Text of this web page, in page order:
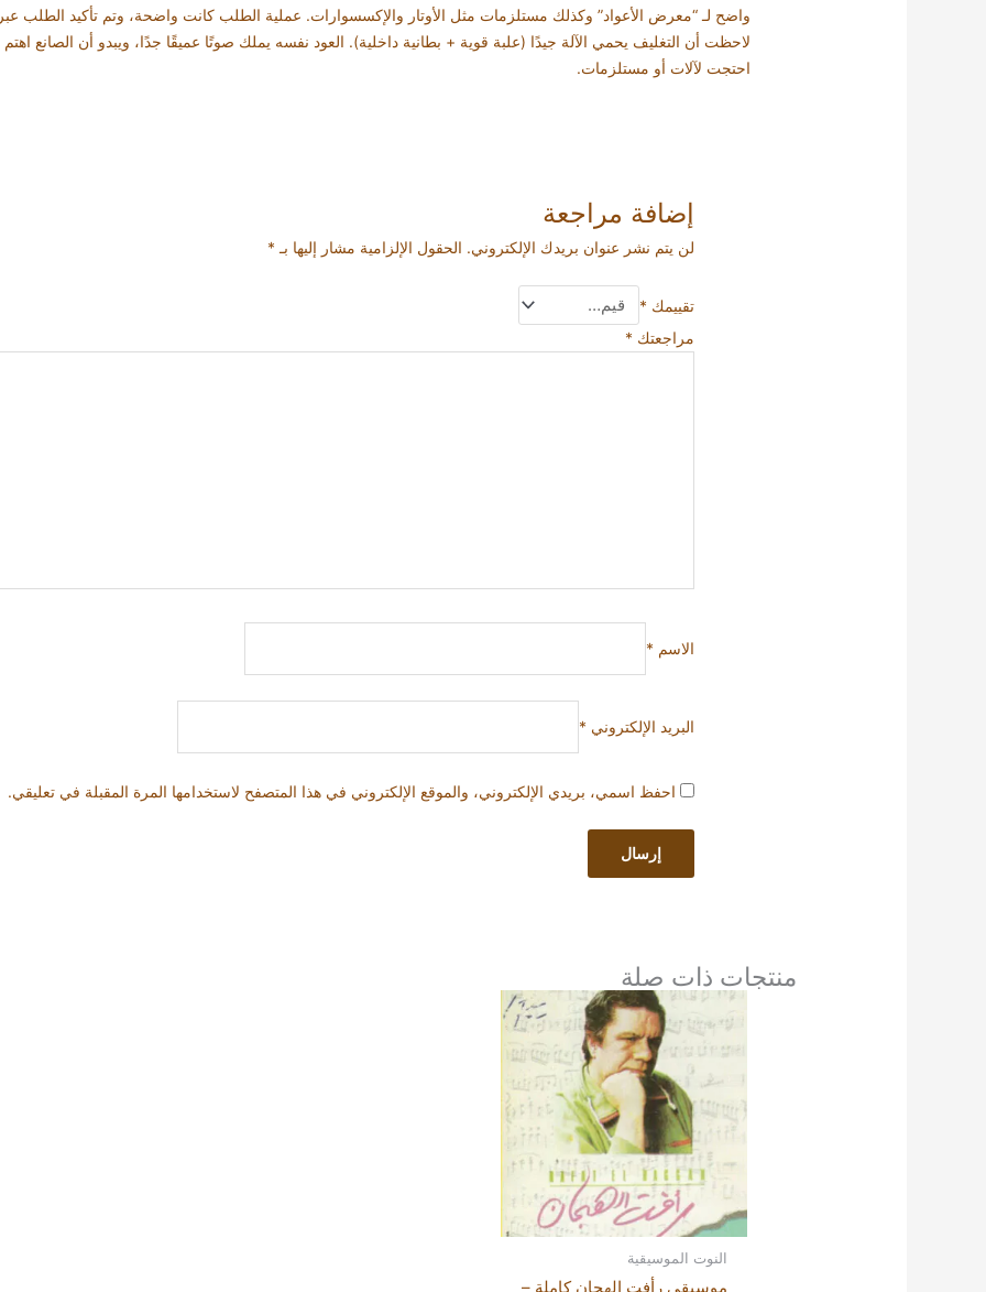
واضح لـ “معرض الأعواد” وكذلك مستلزمات مثل الأوتار والإكسسوارات. عملية الطلب كانت واضحة، وتم تأكيد الطلب
لاحظت أن التغليف يحمي الآلة جيدًا (علبة قوية + بطانية داخلية). العود نفسه يملك صوتًا عميقًا جدًا، ويبدو أن الصانع
احتجت لآلات أو مستلزمات.
إضافة مراجعة
لن يتم نشر عنوان بريدك الإلكتروني. الحقول الإلزامية مشار إليها بـ *
تقييمك *
مراجعتك *
الاسم *
البريد الإلكتروني *
احفظ اسمي، بريدي الإلكتروني، والموقع الإلكتروني في هذا المتصفح لاستخدامها المرة المقبلة في تعليقي.
منتجات ذات صلة
النوت الموسيقية
موسيقى رأفت الهجان كاملة –